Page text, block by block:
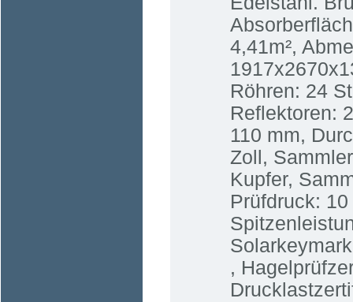
4,41m²,
Röhren: 24
Reflektoren:
110 mm,
Zoll,
Kupfer,
Prüfdruck:
,